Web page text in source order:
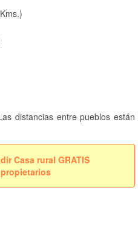
distancias entre pueblos están
Casa rural GRATIS